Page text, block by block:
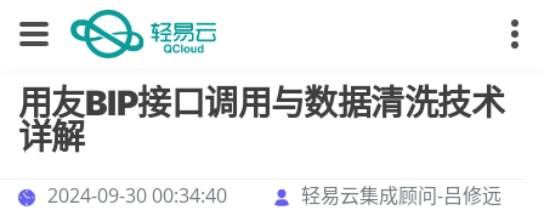
用友BIP接口调用与数据清洗技术
详解
2024-09-30 00:34:40 轻易云集成顾问-吕修远